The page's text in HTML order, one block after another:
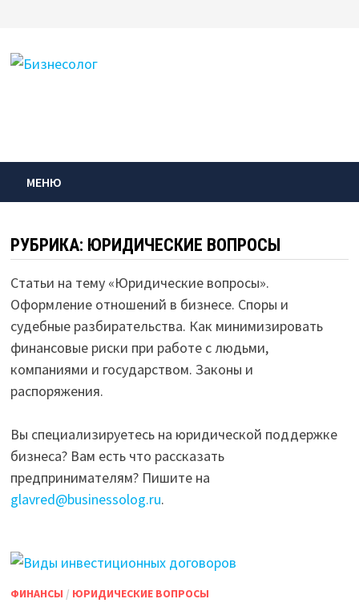
содержимому
МЕНЮ
РУБРИКА: ЮРИДИЧЕСКИЕ ВОПРОСЫ
Статьи на тему «Юридические вопросы».
Оформление отношений в бизнесе. Споры и
судебные разбирательства. Как минимизировать
финансовые риски при работе с людьми,
компаниями и государством. Законы и
распоряжения.
Вы специализируетесь на юридической поддержке
бизнеса? Вам есть что рассказать
предпринимателям? Пишите на
glavred@businessolog.ru.
ФИНАНСЫ / ЮРИДИЧЕСКИЕ ВОПРОСЫ